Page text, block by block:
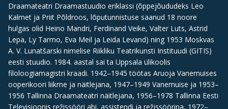
Draamateatri Draamastuudio eriklassi (õppejõududeks Leo
Kalmet ja Priit Põldroos, lõputunnistuse saanud 18 noore
hulgas olid Heino Mandri, Ferdinand Veike, Valter Luts, Astrid
Lepa, Ly Tarmo, Eva Meil ja Leida Levand) ning 1953 Moskvas
A. V. Lunatšarski nimelise Riikliku Teatrikunsti Instituudi (GITIS)
eesti stuudio. 1984. aastal sai ta Uppsala ülikoolis
filoloogiamagistri kraadi. 1942–1945 töötas Aruoja Vanemuises
ooperikoori liikme ja näitlejana, 1947–1949 Vanemuise ja 1953–
1956 Tallinna Draamateatri näitlejana, 1956–1978 Tallinna Eesti
Televisioonis režissööri abi, assistendi ja režissöörina, 1972–